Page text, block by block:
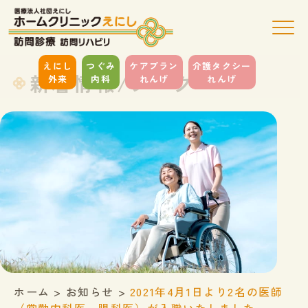
えにし
外来
つぐみ
内科
ケアプラン
れんげ
介護タクシー
れんげ
新着情報/ブログ
ホーム > お知らせ > 2021年4月1日より2名の医師